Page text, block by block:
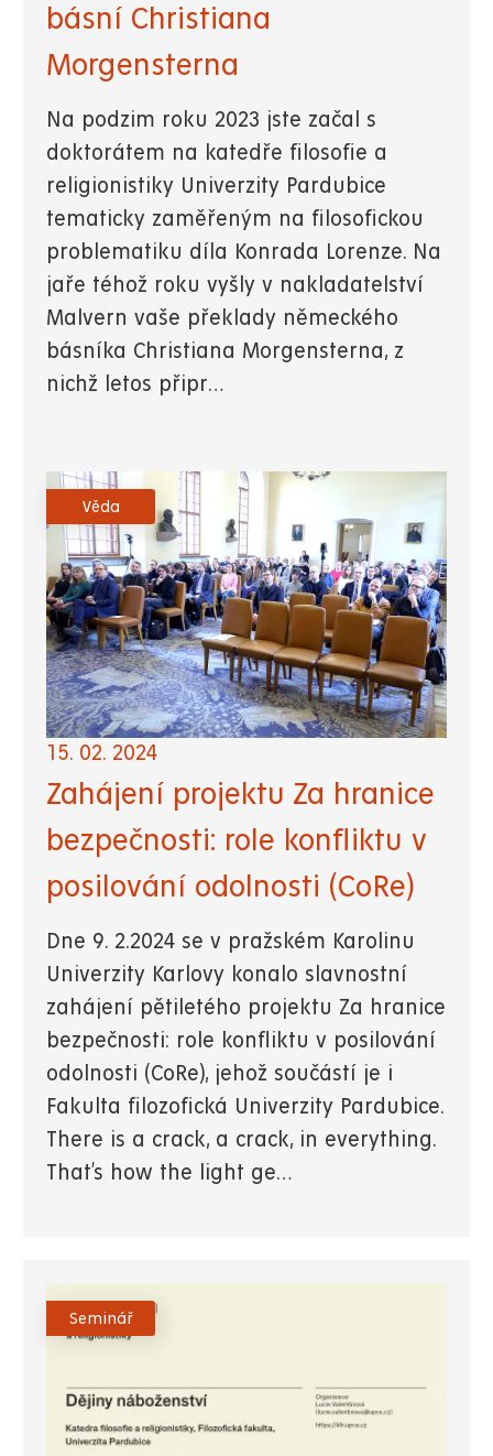
básní Christiana
Morgensterna
Na podzim roku 2023 jste začal s
doktorátem na katedře filosofie a
religionistiky Univerzity Pardubice
tematicky zaměřeným na filosofickou
problematiku díla Konrada Lorenze. Na
jaře téhož roku vyšly v nakladatelství
Malvern vaše překlady německého
básníka Christiana Morgensterna, z
nichž letos připr…
Věda
15. 02. 2024
Zahájení projektu Za hranice
bezpečnosti: role konfliktu v
posilování odolnosti (CoRe)
Dne 9. 2.2024 se v pražském Karolinu
Univerzity Karlovy konalo slavnostní
zahájení pětiletého projektu Za hranice
bezpečnosti: role konfliktu v posilování
odolnosti (CoRe), jehož součástí je i
Fakulta filozofická Univerzity Pardubice.
There is a crack, a crack, in everything.
That’s how the light ge…
Seminář